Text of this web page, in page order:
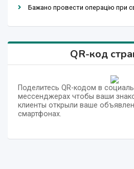
Бажано провести операцію при
QR-код
Поделитесь QR-кодом в
мессенджерах чтобы ваши
клиенты открыли ваше
смартфонах.